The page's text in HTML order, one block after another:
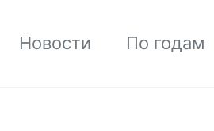
Новости По годам